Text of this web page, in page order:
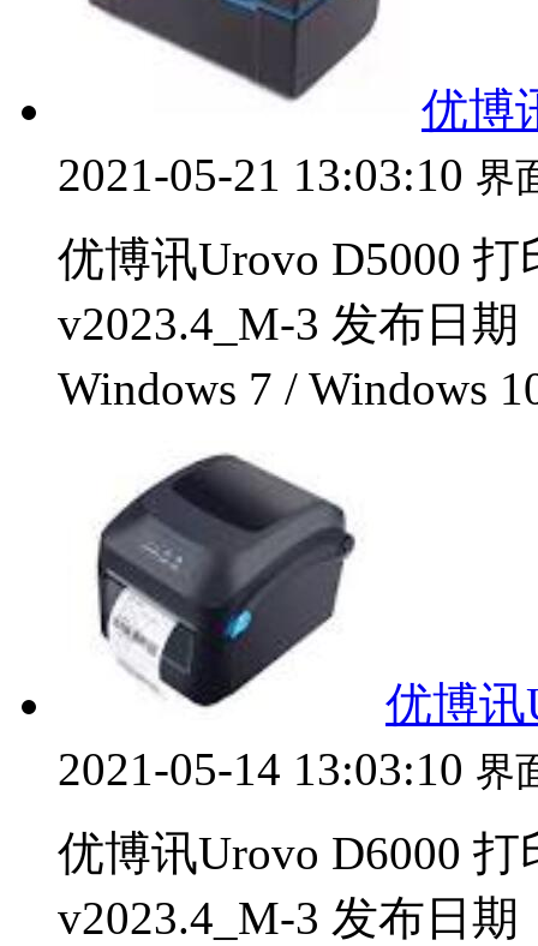
优博
2021-05-21 13:03:10 界
优博讯Urovo D5000
v2023.4_M-3 发布日
Windows 7 / Windows
优博讯
2021-05-14 13:03:10 界
优博讯Urovo D6000
v2023.4_M-3 发布日